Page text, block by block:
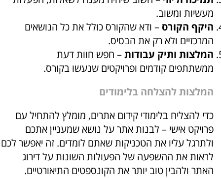
מעשיות ומשוב.
היקף הקורס – ודא שהקורס כולל את כל הנושאים
המרכזיים ולא רק את הבסיס.
המלצות ותיק עבודות– חפש חוות דעת
ממשתתפים קודמים ופרויקטים שנעשו בקורס.
המלצות להצלחה בלימודים
כדי להצליח בלימודי קידום אתרים, מומלץ להתחיל עם
פרויקט אישי – לבנות אתר על נושא שמעניין אתכם
ולתרגל עליו את הטכניקות שאתם לומדים. זה יאפשר לכם
לראות את ההשפעה של הפעולות השונות על דירוג
האתר ולהבין טוב יותר את הקונספטים התיאורטיים.